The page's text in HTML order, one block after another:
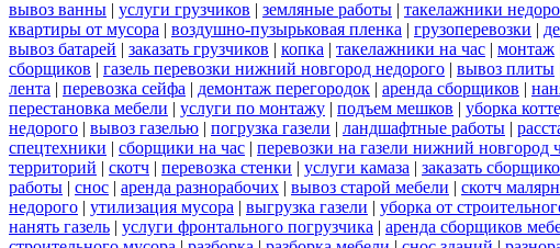
вывоз ванны | услуги грузчиков | земляные работы | такелажники
квартиры от мусора | воздушно-пузырьковая пленка | грузоперевозки |
вывоз батарей | заказать грузчиков | копка | такелажники на час | монтаж
сборщиков | газель перевозки нижний новгород недорого | вывоз плиты
лента | перевозка сейфа | демонтаж перегородок | аренда сборщиков |
перестановка мебели | услуги по монтажу | подъем мешков | уборка
недорого | вывоз газелью | погрузка газели | ландшафтные работы |
спецтехники | сборщики на час | перевозки на газели нижний новгород
территорий | скотч | перевозка стенки | услуги камаза | заказать
работы | снос | аренда разнорабочих | вывоз старой мебели | скотч
недорого | утилизация мусора | выгрузка газели | уборка от
нанять газель | услуги фронтального погрузчика | аренда сборщиков